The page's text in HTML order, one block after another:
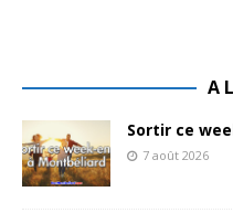
A
Sortir ce
7 août 2026